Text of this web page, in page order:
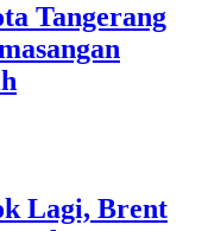
Tangerang
Lagi, Brent